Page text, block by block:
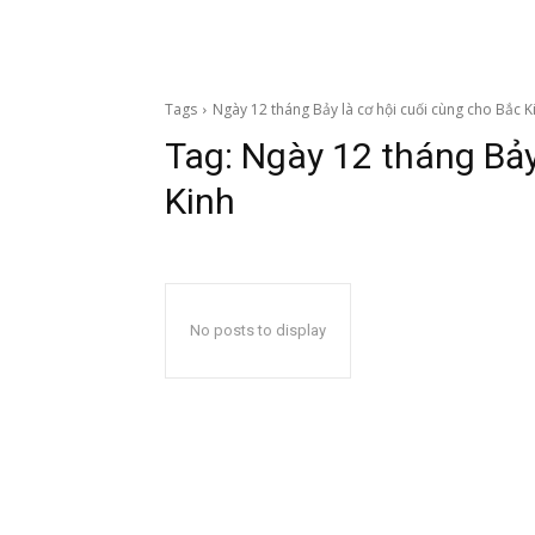
Tags Ngày 12 tháng Bảy là cơ hội cuối cùng cho Bắc
Tag: Ngày 12 tháng
Kinh
No posts to display